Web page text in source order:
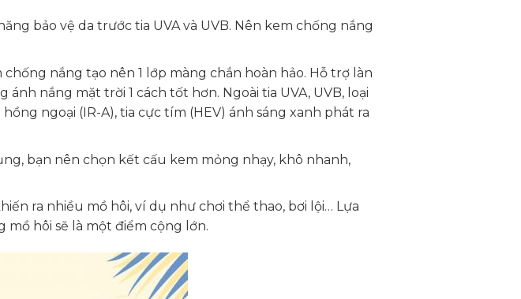
bảo vệ da trước tia UVA và UVB. Nên kem chống nắng
nắng tạo nên 1 lớp màng chắn hoàn hảo. Hỗ trợ làn
nắng mặt trời 1 cách tốt hơn. Ngoài tia UVA, UVB, loại
ngoại (IR-A), tia cực tím (HEV) ánh sáng xanh phát ra
bạn nên chọn kết cấu kem mỏng nhạy, khô nhanh,
ra nhiều mồ hôi, ví dụ như chơi thể thao, bơi lội… Lựa
hôi sẽ là một điểm cộng lớn.